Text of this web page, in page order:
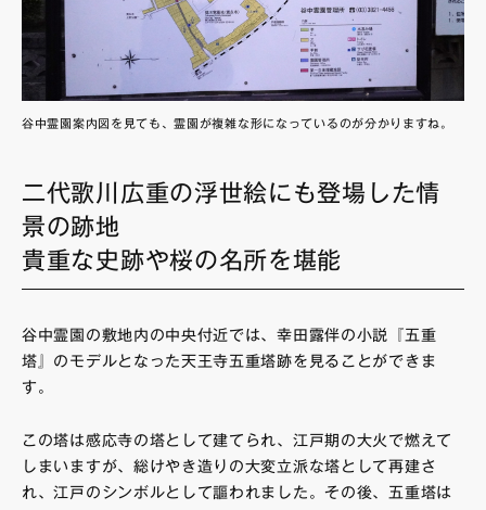
谷中霊園案内図を見ても、霊園が複雑な形になっているのが分かりますね。
二代歌川広重の浮世絵にも登場した情
景の跡地
貴重な史跡や桜の名所を堪能
谷中霊園の敷地内の中央付近では、幸田露伴の小説『五重
塔』のモデルとなった天王寺五重塔跡を見ることができま
す。
この塔は感応寺の塔として建てられ、江戸期の大火で燃えて
しまいますが、総けやき造りの大変立派な塔として再建さ
れ、江戸のシンボルとして謳われました。その後、五重塔は